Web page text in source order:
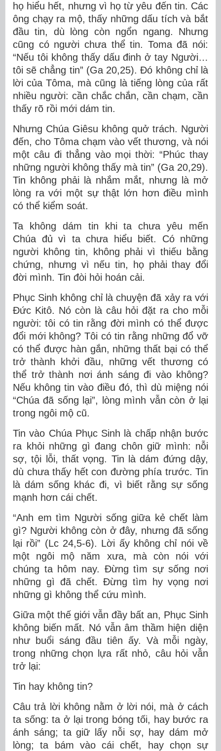
họ hiểu hết, nhưng vì họ từyêu đến tin. Các
ông chạy ra mộ, thấy những dấu tích và bắt
đầu tin, dù lòng còn ngổn ngang. Nhưng
cũng có người chưa thể tin. Tomađã nói:
“Nếu tôi không thấy dấu đinh ở tay Người…
tôi sẽ chẳng tin” (Ga 20,25). Đó không chỉ là
lời của Tôma, mà cũng là tiếng lòng của rất
nhiều người: cần chắc chắn, cần chạm, cần
thấy rõ rồi mới dám tin.
Nhưng Chúa Giêsu không quở trách. Người
đến, cho Tôma chạm vào vết thương, và nói
một câu đi thẳng vào mọi thời: “Phúc thay
những người không thấy mà tin” (Ga 20,29).
Tin không phải là nhắm mắt, nhưng là mở
lòng ra với một sự thật lớn hơn điều mình
có thể kiểm soát.
Ta không dám tin
khi ta chưa yêu mến
Chúa đủ vì ta chưa hiểu biết. Có những
người không tin, không phải vì thiếu bằng
chứng, nhưng vì nếu tin, họ phải thay đổi
đời mình. Tin đòi hỏi hoán cải.
Phục Sinh không chỉ là chuyện đã xảy ra với
Đức Kitô. Nó còn là câu hỏi đặt ra cho mỗi
người: tôi có tin rằng đời mình có thể được
đổi mới không? Tôi có tin rằng những đổ vỡ
có thể được hàn gắn, những thất bại có thể
trở thành khởi đầu, những vết thương có
thể trở thành nơi ánh sáng đi vào không?
Nếu không tin vào điều đó, thì dù miệng nói
“Chúa đã sống lại”, lòng mình vẫn còn ở lại
trong ngôi mộ cũ.
Tin vào Chúa Phục Sinh là chấp nhận bước
ra khỏi những gì đang chôn giữ mình: nỗi
sợ, tội lỗi, thất vọng. Tin là dám đứng dậy,
dù chưa thấy hết con đường phía trước. Tin
là dám sống khác đi, vì biết rằng sự sống
mạnh hơn cái chết.
“Anh em tìm Người sống giữa kẻ chết làm
gì? Người không còn ở đây, nhưng đã sống
lại rồi” (Lc 24,5-6). Lời ấy không chỉ nói về
một ngôi mộ năm xưa, mà còn nói với
chúng ta hôm nay. Đừng tìm sự sống nơi
những gì đã chết. Đừng tìm hy vọng nơi
những gì không thể cứu mình.
Giữa một thế giới vẫn đầy bất an, Phục Sinh
không biến mất. Nó vẫn âm thầm hiện diện
như buổi sáng đầu tiên ấy. Và mỗi ngày,
trong những chọn lựa rất nhỏ, câu hỏi vẫn
trở lại:
Tin hay không tin?
Câu trả lời không nằm ở lời nói, mà ở cách
ta sống: ta ở lại trong bóng tối, hay bước ra
ánh sáng; ta giữ lấy nỗi sợ, hay dám mở
lòng; ta bám vào cái chết, hay chọn sự